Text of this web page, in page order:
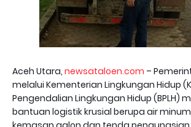
Aceh Utara, newsataloen.com –
melalui Kementerian Lingkungan Hidup
Pengendalian Lingkungan Hidup (BPLH)
bantuan logistik krusial berupa air